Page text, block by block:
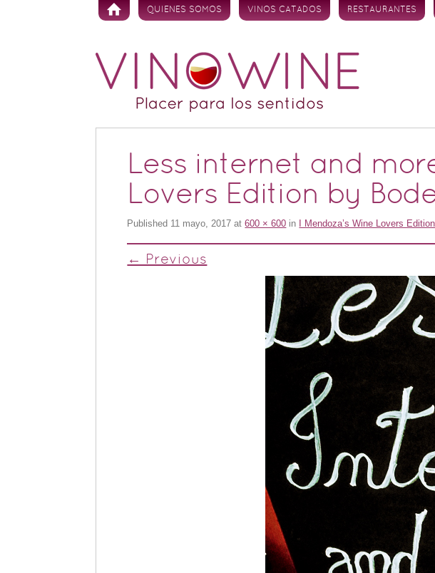
Skip to content
QUIENES SOMOS VINOS CATADOS RESTAURANTES
Less internet and
Lovers Edition by
Published 11 mayo, 2017 at600 × 600 in I Mendoza’s Wine Lovers
← Previous